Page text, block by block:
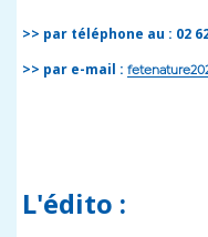
>> par téléphone au : 02
>> par e-mail :
L'édito :